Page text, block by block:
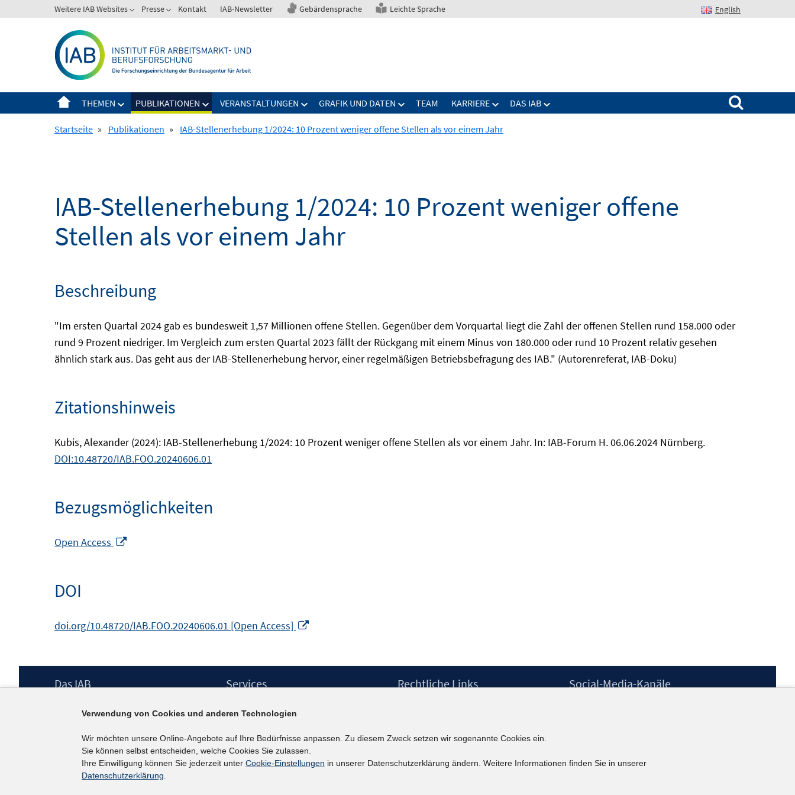
zum
Weitere IAB Websites Presse Kontakt IAB-Newsletter Gebärdensprache Leichte Sprache English
THEMEN PUBLIKATIONEN VERANSTALTUNGEN GRAFIK UND DATEN TEAM KARRIERE DAS IAB
Suchen nach:
Startseite » Publikationen » IAB-Stellenerhebung 1/2024: 10 Prozent weniger offene Stellen als vor einem Jahr
IAB-Stellenerhebung 1/2024: 10 Prozent weniger offene
Stellen als vor einem Jahr
Beschreibung
"Im ersten Quartal 2024 gab es bundesweit 1,57 Millionen offene Stellen. Gegenüber dem Vorquartal liegt die Zahl der offenen Stellen rund 158.000 oder
rund 9 Prozent niedriger. Im Vergleich zum ersten Quartal 2023 fällt der Rückgang mit einem Minus von 180.000 oder rund 10 Prozent relativ gesehen
ähnlich stark aus. Das geht aus der IAB-Stellenerhebung hervor, einer regelmäßigen Betriebsbefragung des IAB." (Autorenreferat, IAB-Doku)
Zitationshinweis
Kubis, Alexander (2024): IAB-Stellenerhebung 1/2024: 10 Prozent weniger offene Stellen als vor einem Jahr. In: IAB-Forum H. 06.06.2024 Nürnberg.
DOI:10.48720/IAB.FOO.20240606.01
Bezugsmöglichkeiten
Open Access
DOI
doi.org/10.48720/IAB.FOO.20240606.01 [Open Access]
Footer
Das IAB
Berufsforschung (IAB) – unser Leitbild
Institutsleitung
Graduiertenprogramm
Befragungen
Projekte
Services
IAB-Newsletter
Kontakt
Rechtliche Links
Erklärung zur Barrierefreiheit
Social-Media-Kanäle
kununu
Verwendung von Cookies und anderen Technologien
Wir möchten unsere Online-Angebote auf Ihre Bedürfnisse anpassen. Zu diesem Zweck setzen wir sogenannte Cookies ein.
Sie können selbst entscheiden, welche Cookies Sie zulassen.
Ihre Einwilligung können Sie jederzeit unter Cookie-Einstellungen in unserer Datenschutzerklärung ändern. Weitere Informationen finden Sie in unserer
Datenschutzerklärung.